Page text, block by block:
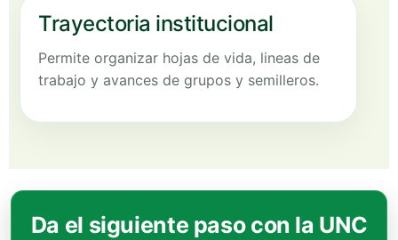
Trayectoria institucional
Permite organizar hojas de vida, lineas de
trabajo y avances de grupos y semilleros.
Da el siguiente paso con la UNC